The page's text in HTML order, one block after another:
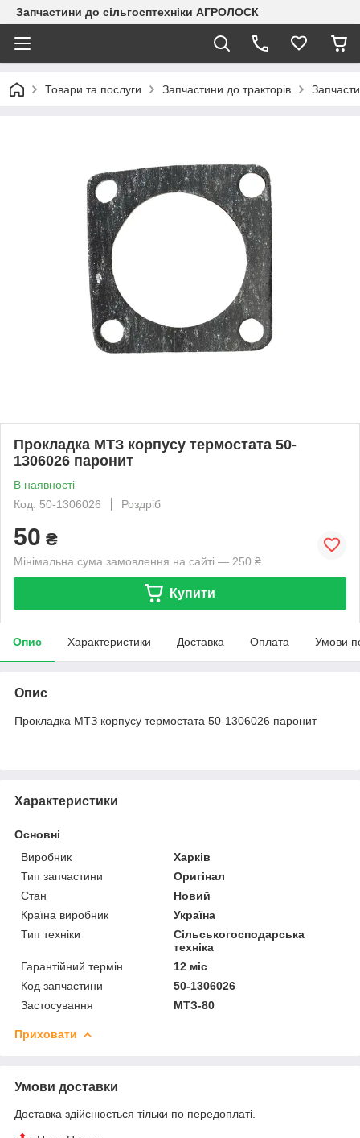
Запчастини до сільгосптехніки АГРОЛОСК
Товари та послуги Запчастини до тракторів
Прокладка МТЗ корпусу термостата 50-
1306026 паронит
В наявності
Код: 50-1306026
Роздріб
50 ₴
Мінімальна сума замовлення на сайті — 250 ₴
Купити
Опис Характеристики Доставка Оплата Умови
Опис
Прокладка МТЗ корпусу термостата 50-1306026 паронит
Характеристики
Основні
Виробник
Харків
Тип запчастини
Оригінал
Стан
Новий
Країна виробник
Україна
Тип техніки
Сільськогосподарська
техніка
Гарантійний термін
12 міс
Код запчастини
50-1306026
Застосування
МТЗ-80
Приховати
Умови доставки
Доставка здійснюється тільки по передоплаті.